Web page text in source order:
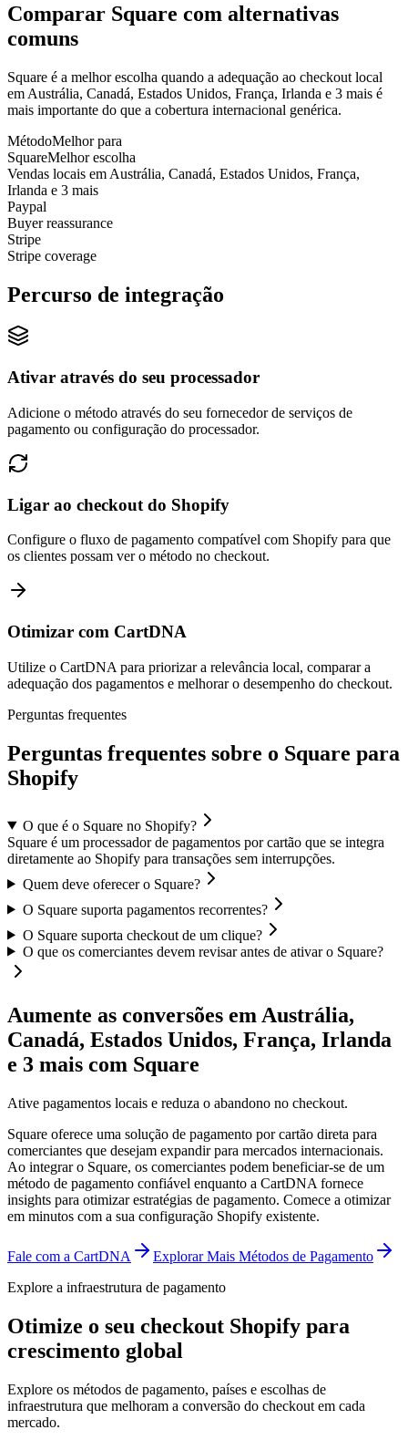
Comparar Square com alternativas
comuns
Square é a melhor escolha quando a adequação ao checkout local
em Austrália, Canadá, Estados Unidos, França, Irlanda e 3 mais é
mais importante do que a cobertura internacional genérica.
MétodoMelhor para
SquareMelhor escolha
Vendas locais em Austrália, Canadá, Estados Unidos, França,
Irlanda e 3 mais
Paypal
Buyer reassurance
Stripe
Stripe coverage
Percurso de integração
Ativar através do seu processador
Adicione o método através do seu fornecedor de serviços de
pagamento ou configuração do processador.
Ligar ao checkout do Shopify
Configure o fluxo de pagamento compatível com Shopify para que
os clientes possam ver o método no checkout.
Otimizar com CartDNA
Utilize o CartDNA para priorizar a relevância local, comparar a
adequação dos pagamentos e melhorar o desempenho do checkout.
Perguntas frequentes
Perguntas frequentes sobre o Square para
Shopify
O que é o Square no Shopify?
Square é um processador de pagamentos por cartão que se integra
diretamente ao Shopify para transações sem interrupções.
Quem deve oferecer o Square?
O Square suporta pagamentos recorrentes?
O Square suporta checkout de um clique?
O que os comerciantes devem revisar antes de ativar o Square?
Aumente as conversões em Austrália,
Canadá, Estados Unidos, França, Irlanda
e 3 mais com Square
Ative pagamentos locais e reduza o abandono no checkout.
Square oferece uma solução de pagamento por cartão direta para
comerciantes que desejam expandir para mercados internacionais.
Ao integrar o Square, os comerciantes podem beneficiar-se de um
método de pagamento confiável enquanto a CartDNA fornece
insights para otimizar estratégias de pagamento. Comece a otimizar
em minutos com a sua configuração Shopify existente.
Fale com a CartDNA
Explorar Mais Métodos de Pagamento
Explore a infraestrutura de pagamento
Otimize o seu checkout Shopify para
crescimento global
Explore os métodos de pagamento, países e escolhas de
infraestrutura que melhoram a conversão do checkout em cada
mercado.